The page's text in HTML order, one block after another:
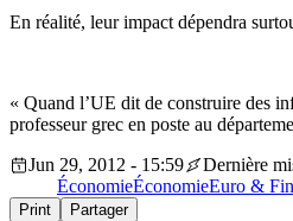
En réalité, leur impact dépendra
« Quand l’UE dit de construire des
professeur grec en poste au
Jun 29, 2012 - 15:59
Dernière
ÉconomieÉconomieEuro &
Print Partager